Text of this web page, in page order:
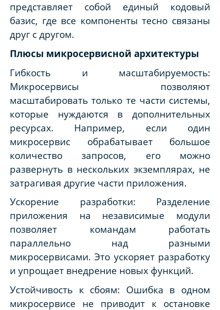
представляет собой единый кодовый
базис, где все компоненты тесно связаны
друг с другом.
Плюсы микросервисной архитектуры
Гибкость и масштабируемость:
Микросервисы позволяют
масштабировать только те части системы,
которые нуждаются в дополнительных
ресурсах. Например, если один
микросервис обрабатывает большое
количество запросов, его можно
развернуть в нескольких экземплярах, не
затрагивая другие части приложения.
Ускорение разработки: Разделение
приложения на независимые модули
позволяет командам работать
параллельно над разными
микросервисами. Это ускоряет разработку
и упрощает внедрение новых функций.
Устойчивость к сбоям: Ошибка в одном
микросервисе не приводит к остановке